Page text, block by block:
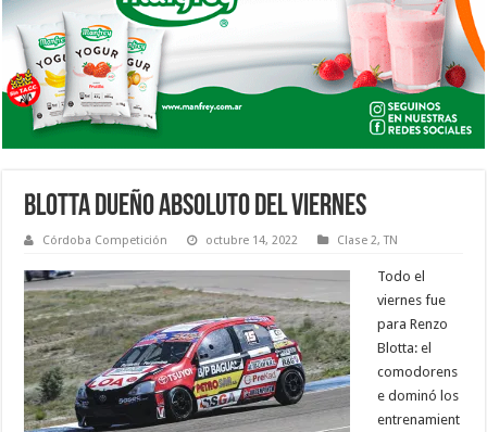
BLOTTA DUEÑO ABSOLUTO DEL VIERNES
Córdoba Competición octubre 14, 2022 Clase 2,TN
Todo el
viernes fue
para Renzo
Blotta: el
comodorens
e dominó los
entrenamient